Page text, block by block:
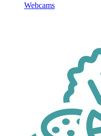
Webcams